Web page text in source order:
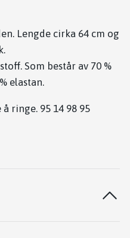
Lengde cirka 64 cm og
Som består av 70 %
elastan.
ringe. 95 14 98 95